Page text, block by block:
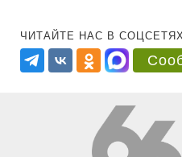
ЧИТАЙТЕ НАС В